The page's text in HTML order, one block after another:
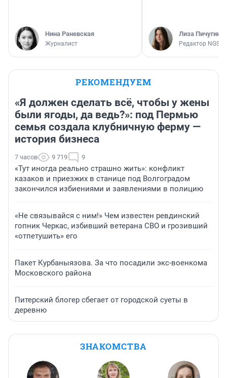
Нина Раневская
Журналист
Лиза Пичугина
Редактор
РЕКОМЕНДУЕМ
«Я должен сделать всё, чтобы у жены
были ягоды, да ведь?»: под Пермью
семья создала клубничную ферму —
история бизнеса
7 часов 9 719 9
«Тут иногда реально страшно жить»: конфликт
казаков и приезжих в станице под Волгоградом
закончился избиениями и заявлениями в полицию
«Не связывайся с ним!» Чем известен ревдинский
гопник Черкас, избивший ветерана СВО и грозивший
«отпетушить» его
Пакет Курбаныязова. За что посадили экс-военкома
Московского района
Питерский блогер сбегает от городской суеты в
деревню
ЗНАКОМСТВА